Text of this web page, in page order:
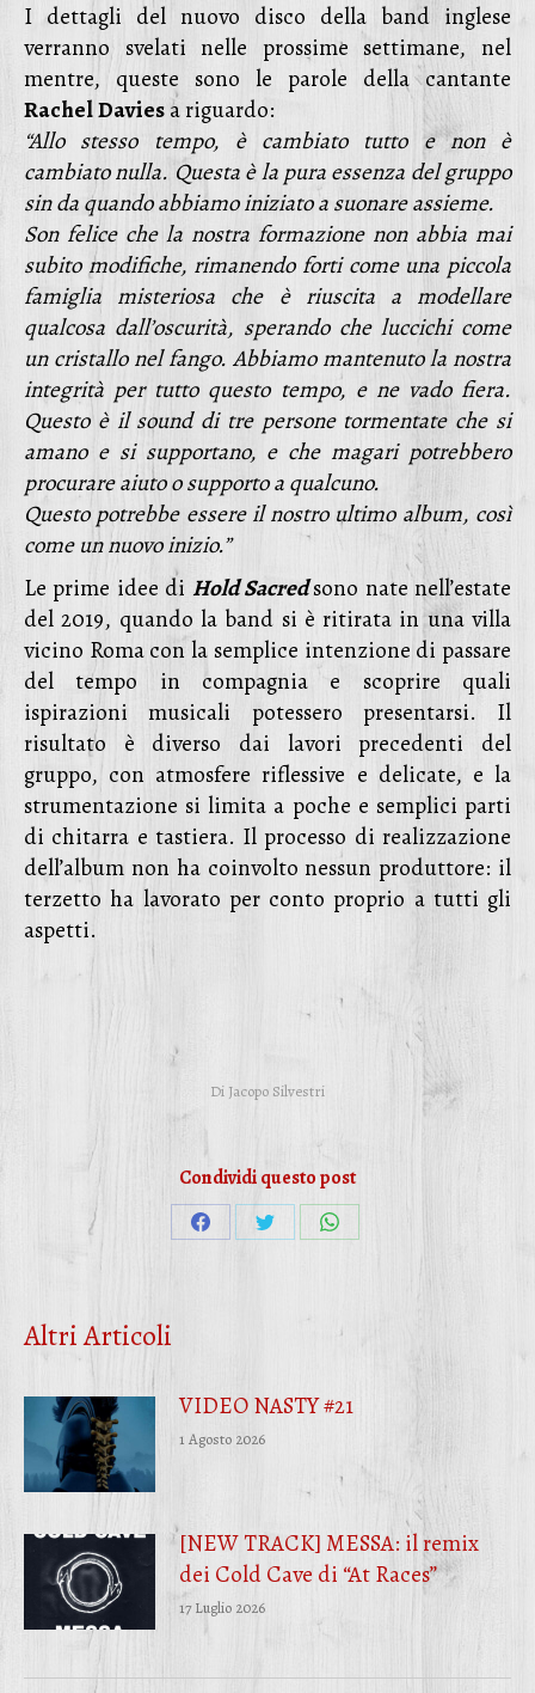
I dettagli del nuovo disco della band inglese
verranno svelati nelle prossime settimane, nel
mentre, queste sono le parole della cantante
RachelDaviesa riguardo:
“Allo stesso tempo, è cambiato tutto e non è
cambiato nulla. Questa è la pura essenza del gruppo
sin da quando abbiamo iniziato a suonare assieme.
Son felice che la nostra formazione non abbia mai
subito modifiche, rimanendo forti come una piccola
famiglia misteriosa che è riuscita a modellare
qualcosa dall’oscurità, sperando che luccichi come
un cristallo nel fango. Abbiamo mantenuto la nostra
integrità per tutto questo tempo, e ne vado fiera.
Questo è il sound di tre persone tormentate che si
amano e si supportano, e che magari potrebbero
procurare aiuto o supporto a qualcuno.
Questo potrebbe essere il nostro ultimo album, così
come un nuovo inizio.”
Le prime idee di Hold Sacredsono nate nell’estate
del 2019, quando la band si è ritirata in una villa
vicino Roma con la semplice intenzione di passare
del tempo in compagnia e scoprire quali
ispirazioni musicali potessero presentarsi. Il
risultato è diverso dai lavori precedenti del
gruppo, con atmosfere riflessive e delicate, e la
strumentazione si limita a poche e semplici parti
di chitarra e tastiera. Il processo di realizzazione
dell’album non ha coinvolto nessun produttore: il
terzetto ha lavorato per conto proprio a tutti gli
aspetti.
Di Jacopo Silvestri
Condividi questo post
CondividiCondividiCondividi
Altri Articoli
VIDEO NASTY #21
1 Agosto 2026
[NEW TRACK] MESSA: il remix
dei Cold Cave di “At Races”
17 Luglio 2026